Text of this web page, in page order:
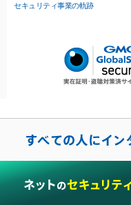
セキュリティ事業の軌跡